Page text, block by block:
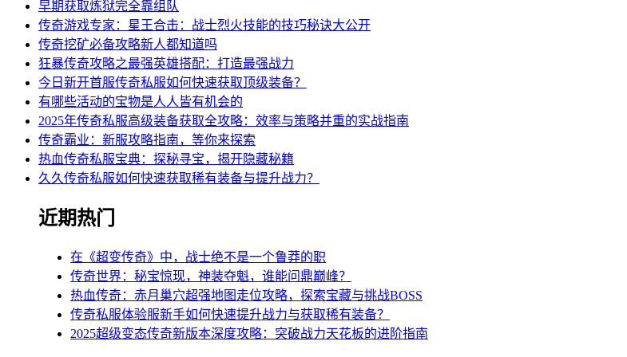
早期获取炼狱完全靠组队
传奇游戏专家：星王合击：战士烈火技能的技巧秘诀大公开
传奇挖矿必备攻略新人都知道吗
狂暴传奇攻略之最强英雄搭配：打造最强战力
今日新开首服传奇私服如何快速获取顶级装备？
有哪些活动的宝物是人人皆有机会的
2025年传奇私服高级装备获取全攻略：效率与策略并重的实战指南
传奇霸业：新服攻略指南，等你来探索
热血传奇私服宝典：探秘寻宝，揭开隐藏秘籍
久久传奇私服如何快速获取稀有装备与提升战力？
近期热门
在《超变传奇》中，战士绝不是一个鲁莽的职
传奇世界：秘宝惊现，神装夺魁，谁能问鼎巅峰？
热血传奇：赤月巢穴超强地图走位攻略，探索宝藏与挑战BOSS
传奇私服体验服新手如何快速提升战力与获取稀有装备？
2025超级变态传奇新版本深度攻略：突破战力天花板的进阶指南